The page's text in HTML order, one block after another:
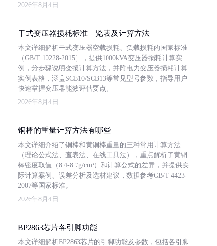
2026年8月4日
干式变压器损耗标准一览表及计算方法
本文详细解析干式变压器空载损耗、负载损耗的国家标准
（GB/T 10228-2015），提供1000kVA变压器损耗计算实
例，分步骤说明变损计算方法，并附电力变压器损耗计算
实例表格，涵盖SCB10/SCB13等常见型号参数，指导用户
快速掌握变压器能效评估要点。
2026年8月4日
铜棒的重量计算方法有哪些
本文详细介绍了铜棒和黄铜棒重量的三种常用计算方法
（理论公式法、查表法、在线工具法），重点解析了黄铜
棒密度取值（8.4-8.7g/cm³）和计算公式的差异，并提供实
际计算案例、误差分析及选材建议，数据参考GB/T 4423-
2007等国家标准。
2026年8月4日
BP2863芯片各引脚功能
本文详细解析BP2863芯片的引脚功能及参数，包括各引脚